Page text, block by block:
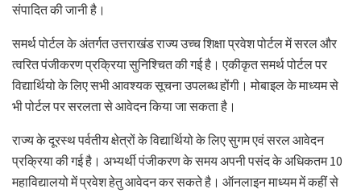
संपादित की जानी है।
समर्थ पोर्टल के अंतर्गत उत्तराखंड राज्य उच्च शिक्षा प्रवेश पोर्टल में सरल और
त्वरित पंजीकरण प्रक्रिया सुनिश्चित की गई है। एकीकृत समर्थ पोर्टल पर
विद्यार्थियो के लिए सभी आवश्यक सूचना उपलब्ध होंगी। मोबाइल के माध्यम से
भी पोर्टल पर सरलता से आवेदन किया जा सकता है।
राज्य के दूरस्थ पर्वतीय क्षेत्रों के विद्यार्थियो के लिए सुगम एवं सरल आवेदन
प्रक्रिया की गई है। अभ्यर्थी पंजीकरण के समय अपनी पसंद के अधिकतम 10
महाविद्यालयो में प्रवेश हेतु आवेदन कर सकते है। ऑनलाइन माध्यम में कहीं से